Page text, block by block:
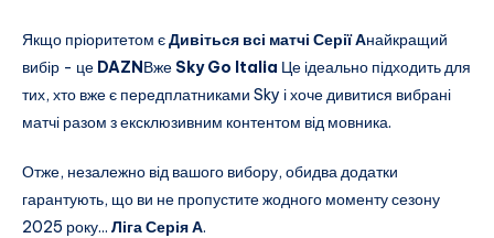
Якщо пріоритетом єДивіться всі матчі Серії Анайкращий
вибір - це DAZNВже Sky Go Italia Це ідеально підходить для
тих, хто вже є передплатниками Sky і хоче дивитися вибрані
матчі разом з ексклюзивним контентом від мовника.
Отже, незалежно від вашого вибору, обидва додатки
гарантують, що ви не пропустите жодного моменту сезону
2025 року... Ліга Серія А.